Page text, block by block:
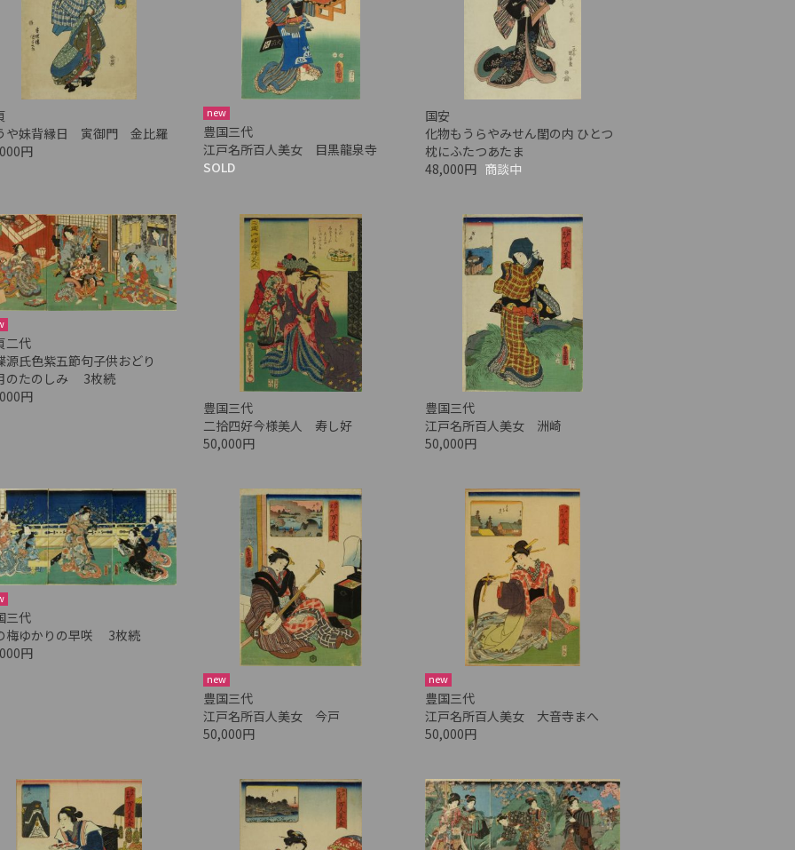
や妹背縁日 寅御門 金比羅
円
new
豊国三代
江戸名所百人美女 目黒龍泉寺
SOLD
国安
化物もうらやみせん閨の内 ひとつ
枕にふたつあたま
48,000円 商談中
二代
源氏色紫五節句子供おどり
のたのしみ 3枚続
円
豊国三代
二拾四好今様美人 寿し好
50,000円
豊国三代
江戸名所百人美女 洲崎
50,000円
三代
梅ゆかりの早咲 3枚続
円
new
豊国三代
江戸名所百人美女 今戸
50,000円
new
豊国三代
江戸名所百人美女 大音寺まへ
50,000円